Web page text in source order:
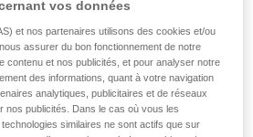
s'utilise avec la poignée
vos données
et nos partenaires utilisons des cookies et/ou
assurer du bon fonctionnement de notre
contenu et nos publicités, et pour analyser notre
des informations, quant à votre navigation
analytiques, publicitaires et de réseaux
nos publicités. Dans le cas où vous les
similaires ne sont actifs que sur